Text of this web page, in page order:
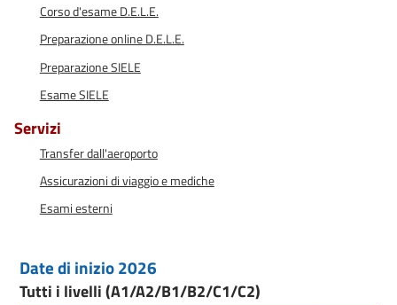
Corso d'esame D.E.L.E.
Preparazione online D.E.L.E.
Preparazione SIELE
Esame SIELE
Servizi
Transfer dall'aeroporto
Assicurazioni di viaggio e mediche
Esami esterni
Date di inizio 2026
Tutti i livelli (A1/A2/B1/B2/C1/C2)